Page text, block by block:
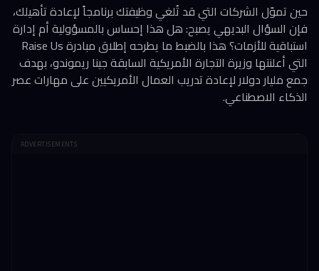
حين تموّل الشركات التي قد تُلغي وظيفتك برنامجاً لإعادة تأهيلك،
فإن السؤال البديهي يصبح: هل هذا إحساس بالمسؤولية أم إدارة
استباقية للأزمات؟ هذا بالضبط ما يطرحه إطلاق مبادرة Raise Us
التي أعلنتها وزيرة التجارة الأمريكية السابقة جينا ريموندو، بهدف
جمع مليار دولار لإعادة تدريب العمال الأمريكيين على مهارات عصر
الذكاء الاصطناعي.
ADVERTISEMENTS